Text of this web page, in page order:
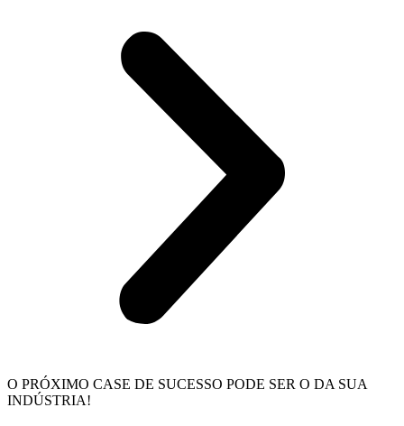
O PRÓXIMO CASE DE SUCESSO PODE SER O DA SUA
INDÚSTRIA!